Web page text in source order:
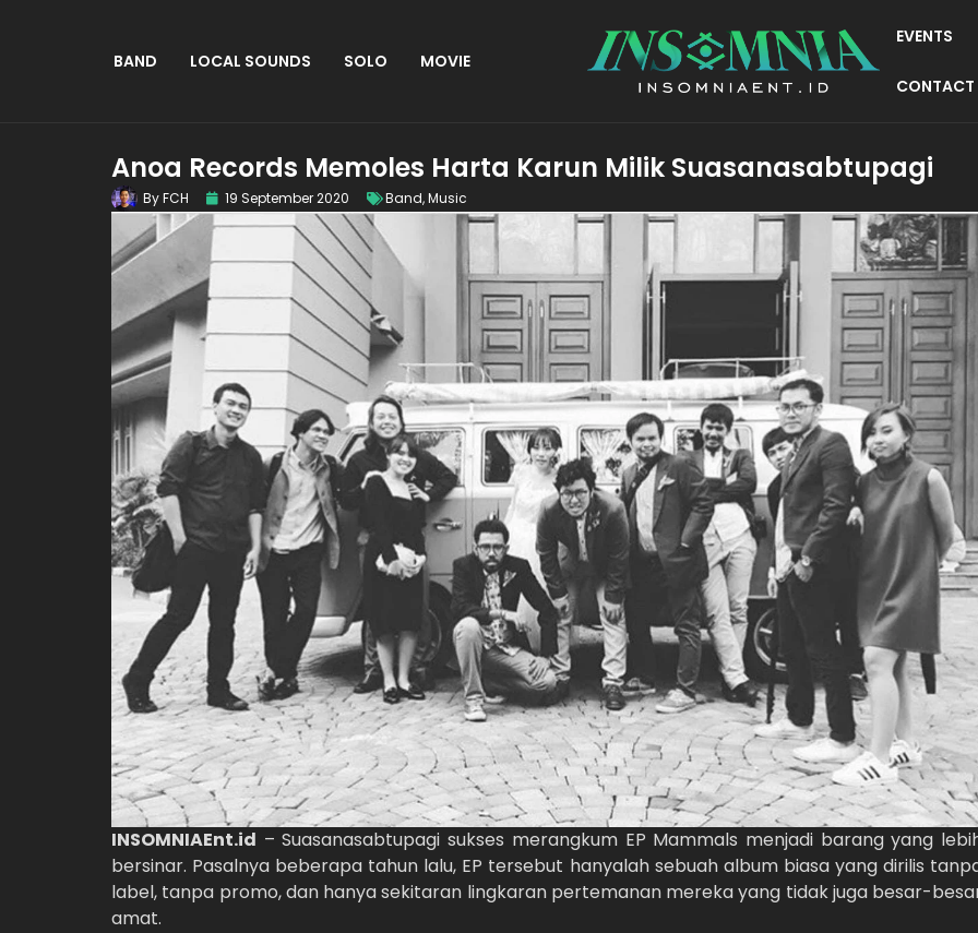
BAND LOCAL SOUNDS SOLO MOVIE
EVENTS
CONTACT
Anoa Records Memoles Harta Karun Milik Suasanasabtupagi
ByFCH 19 September 2020 Band,Music
INSOMNIAEnt.id – Suasanasabtupagi sukses merangkum EP Mammals menjadi barang yang
bersinar. Pasalnya beberapa tahun lalu, EP tersebut hanyalah sebuah album biasa yang dirilis
label, tanpa promo, dan hanya sekitaran lingkaran pertemanan mereka yang tidak juga besar-
amat.